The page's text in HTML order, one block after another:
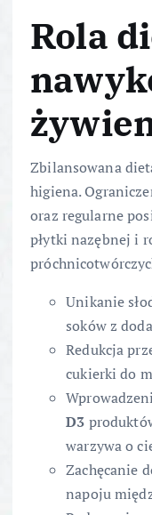
Rola
Zbilansowana
higiena.
oraz regularne
płytki nazębnej i
Unikanie
soków z
Redukcja
cukierki do
D3
warzywa o
Zachęcanie
napoju